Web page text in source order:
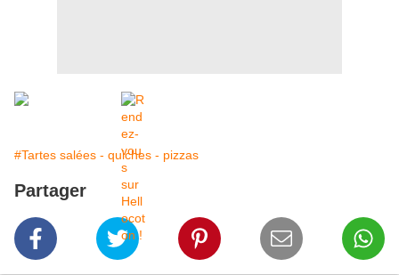
#Tartes salées - quiches - pizzas
Partager